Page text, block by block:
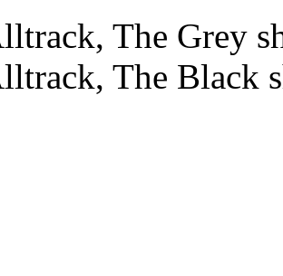
The Grey
The Black